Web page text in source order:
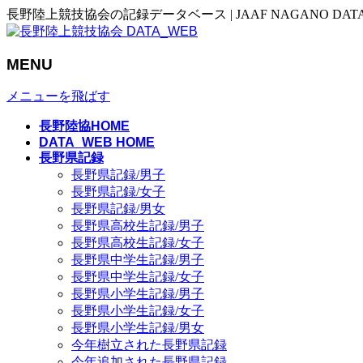
長野陸上競技協会の記録データベース | JAAF NAGANO
MENU
メニューを飛ばす
長野陸協HOME
DATA_WEB HOME
長野県記録
長野県記録/男子
長野県記録/女子
長野県記録/男女
長野県高校生記録/男子
長野県高校生記録/女子
長野県中学生記録/男子
長野県中学生記録/女子
長野県小学生記録/男子
長野県小学生記録/女子
長野県小学生記録/男女
今年樹立された長野県記録